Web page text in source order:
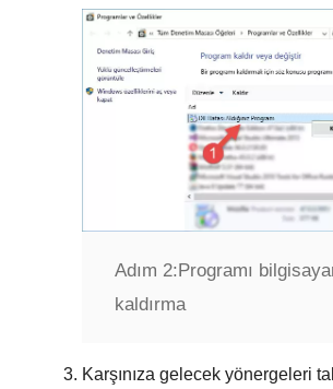
Adım 2: Programı
kaldırma
Karşınıza gelecek yönergeleri